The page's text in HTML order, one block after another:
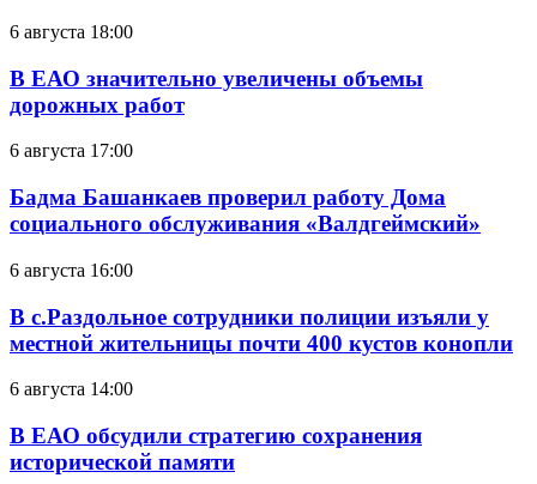
6 августа 18:00
В ЕАО значительно увеличены объемы
дорожных работ
6 августа 17:00
Бадма Башанкаев проверил работу Дома
социального обслуживания «Валдгеймский»
6 августа 16:00
В с.Раздольное сотрудники полиции изъяли у
местной жительницы почти 400 кустов конопли
6 августа 14:00
В ЕАО обсудили стратегию сохранения
исторической памяти